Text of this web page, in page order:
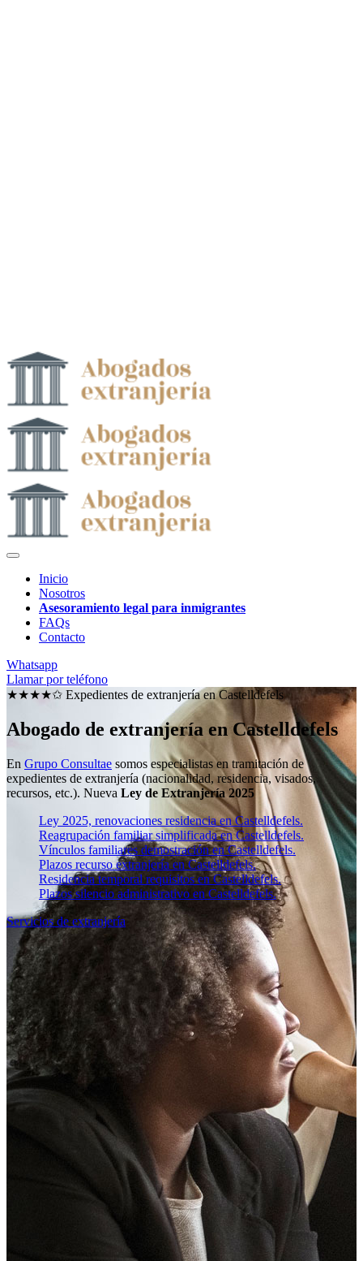
Inicio
Nosotros
Asesoramiento legal para inmigrantes
FAQs
Contacto
Whatsapp
Llamar por teléfono
★★★★✩ Expedientes de extranjería enCastelldefels
Abogado de extranjería en Castelldefels
En Grupo Consultae somos especialistas en tramitación de
expedientes de extranjería (nacionalidad, residencia, visados,
recursos, etc.). Nueva Ley de Extranjería 2025
Ley 2025, renovaciones residencia en Castelldefels.
Reagrupación familiar simplificada en Castelldefels.
Vínculos familiares demostración en Castelldefels.
Plazos recurso extranjería en Castelldefels.
Residencia temporal requisitos en Castelldefels.
Plazos silencio administrativo en Castelldefels.
Servicios de extranjería